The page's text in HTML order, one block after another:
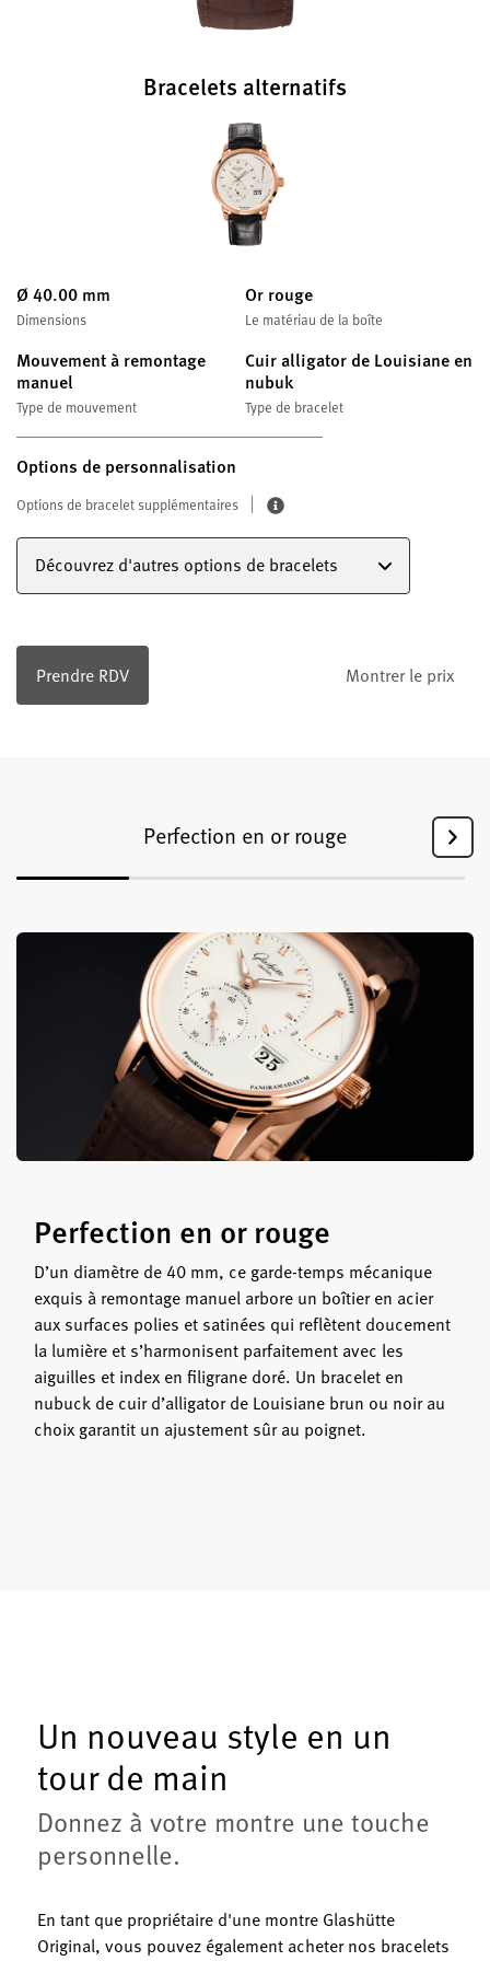
Bracelets alternatifs
Ø 40.00 mm
Dimensions
Or rouge
Le matériau de la boîte
Mouvement à remontage
manuel
Type de mouvement
Cuir alligator de Louisiane en
nubuk
Type de bracelet
Options de personnalisation
Options de bracelet supplémentaires
Découvrez d'autres options de bracelets
Prendre RDV Montrer le prix
Perfection en or rouge
Perfection en or rouge
D’un diamètre de 40 mm, ce garde-temps mécanique
exquis à remontage manuel arbore un boîtier en acier
aux surfaces polies et satinées qui reflètent doucement
la lumière et s’harmonisent parfaitement avec les
aiguilles et index en filigrane doré. Un bracelet en
nubuck de cuir d’alligator de Louisiane brun ou noir au
choix garantit un ajustement sûr au poignet.
Un nouveau style en un
tour de main
Donnez à votre montre une touche
personnelle.
En tant que propriétaire d'une montre Glashütte
Original, vous pouvez également acheter nos bracelets